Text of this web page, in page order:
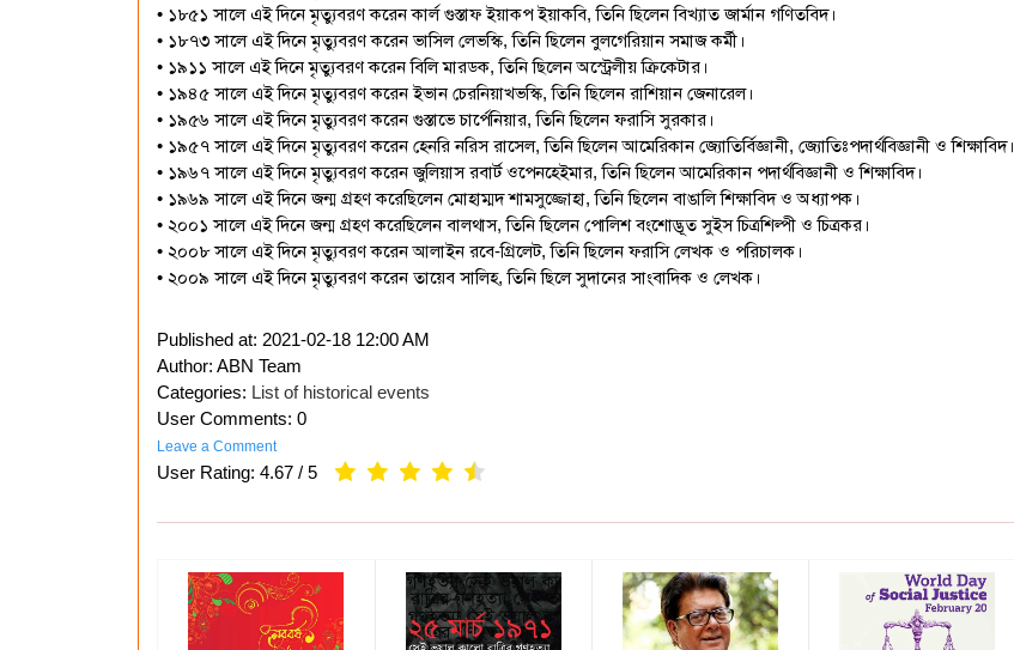
• ১৮৫১ সালে এই দিনে মৃত্যুবরণ করেন কার্ল গুস্তাফ ইয়াকপ ইয়াকবি, তিনি ছিলেন বিখ্যাত জার্মান গণিতবিদ।
• ১৮৭৩ সালে এই দিনে মৃত্যুবরণ করেন ভাসিল লেভস্কি, তিনি ছিলেন বুলগেরিয়ান সমাজ কর্মী।
• ১৯১১ সালে এই দিনে মৃত্যুবরণ করেন বিলি মারডক, তিনি ছিলেন অস্ট্রেলীয় ক্রিকেটার।
• ১৯৪৫ সালে এই দিনে মৃত্যুবরণ করেন ইভান চেরনিয়াখভস্কি, তিনি ছিলেন রাশিয়ান জেনারেল।
• ১৯৫৬ সালে এই দিনে মৃত্যুবরণ করেন গুস্তাভে চার্পেনিয়ার, তিনি ছিলেন ফরাসি সুরকার।
• ১৯৫৭ সালে এই দিনে মৃত্যুবরণ করেন হেনরি নরিস রাসেল, তিনি ছিলেন আমেরিকান জ্যোতির্বিজ্ঞানী, জ্যোতিঃপদার্থবিজ্ঞানী ও শিক্ষাবিদ।
• ১৯৬৭ সালে এই দিনে মৃত্যুবরণ করেন জুলিয়াস রবার্ট ওপেনহেইমার, তিনি ছিলেন আমেরিকান পদার্থবিজ্ঞানী ও শিক্ষাবিদ।
• ১৯৬৯ সালে এই দিনে জন্ম গ্রহণ করেছিলেন মোহাম্মদ শামসুজ্জোহা, তিনি ছিলেন বাঙালি শিক্ষাবিদ ও অধ্যাপক।
• ২০০১ সালে এই দিনে জন্ম গ্রহণ করেছিলেন বালথাস, তিনি ছিলেন পোলিশ বংশোদ্ভূত সুইস চিত্রশিল্পী ও চিত্রকর।
• ২০০৮ সালে এই দিনে মৃত্যুবরণ করেন আলাইন রবে-গ্রিলেট, তিনি ছিলেন ফরাসি লেখক ও পরিচালক।
• ২০০৯ সালে এই দিনে মৃত্যুবরণ করেন তায়েব সালিহ, তিনি ছিলে সুদানের সাংবাদিক ও লেখক।
Published at: 2021-02-18 12:00 AM
Author: ABN Team
Categories: List of historical events
User Comments: 0
Leave a Comment
User Rating: 4.67/ 5